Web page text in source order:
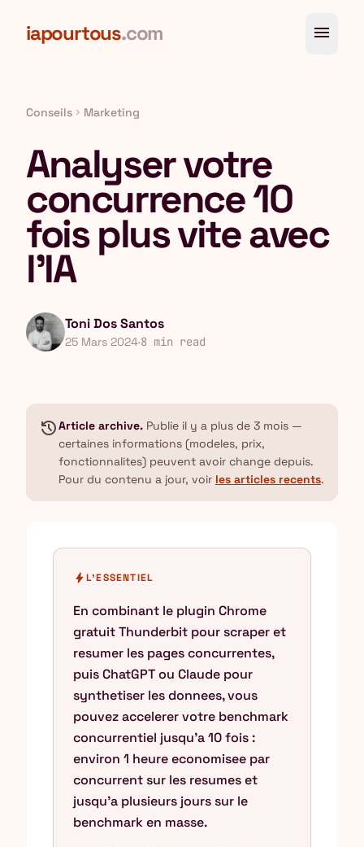
iapourtous.com menu
Conseils chevron_right Marketing
Analyser votre
concurrence 10
fois plus vite avec
l'IA
Toni Dos Santos
25 Mars 2024·8 min read
historyArticle archive. Publie il y a plus de 3 mois —
certaines informations (modeles, prix,
fonctionnalites) peuvent avoir change depuis.
Pour du contenu a jour, voir les articles recents.
boltL'ESSENTIEL
En combinant le plugin Chrome
gratuit Thunderbit pour scraper et
resumer les pages concurrentes,
puis ChatGPT ou Claude pour
synthetiser les donnees, vous
pouvez accelerer votre benchmark
concurrentiel jusqu'a 10 fois :
environ 1 heure economisee par
concurrent sur les resumes et
jusqu'a plusieurs jours sur le
benchmark en masse.